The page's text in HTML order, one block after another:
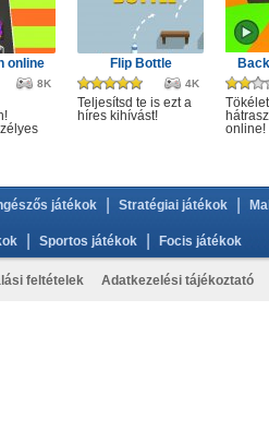
online
8K
Flip Bottle
4K
Teljesítsd te is ezt a
híres kihívást!
online!
játékok Stratégiai játékok
Sportos játékok Focis játékok
feltételek Adatkezelési tájékoztató